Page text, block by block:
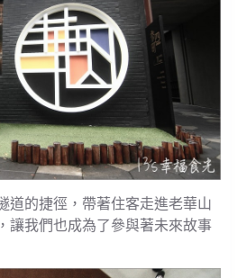
道的捷徑，帶著住客走進老華山
讓我們也成為了參與著未來故事